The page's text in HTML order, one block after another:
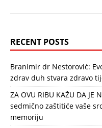
RECENT POSTS
Branimir dr Nestorović:
zdrav duh stvara zdravo
ZA OVU RIBU KAŽU DA JE
sedmično zaštitiće vaše
memoriju